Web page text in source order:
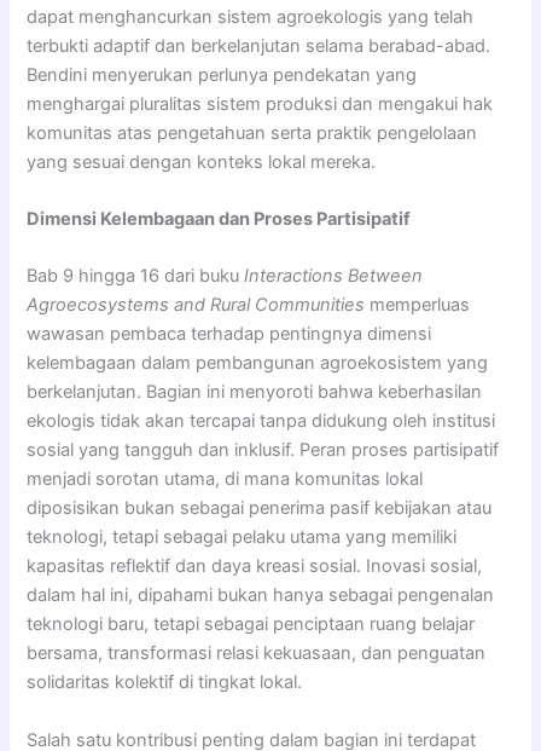
dapat menghancurkan sistem agroekologis yang telah
terbukti adaptif dan berkelanjutan selama berabad-abad.
Bendini menyerukan perlunya pendekatan yang
menghargai pluralitas sistem produksi dan mengakui hak
komunitas atas pengetahuan serta praktik pengelolaan
yang sesuai dengan konteks lokal mereka.
Dimensi Kelembagaan dan Proses Partisipatif
Bab 9 hingga 16 dari bukuInteractions Between
Agroecosystems and Rural Communities memperluas
wawasan pembaca terhadap pentingnya dimensi
kelembagaan dalam pembangunan agroekosistem yang
berkelanjutan. Bagian ini menyoroti bahwa keberhasilan
ekologis tidak akan tercapai tanpa didukung oleh institusi
sosial yang tangguh dan inklusif. Peran proses partisipatif
menjadi sorotan utama, di mana komunitas lokal
diposisikan bukan sebagai penerima pasif kebijakan atau
teknologi, tetapi sebagai pelaku utama yang memiliki
kapasitas reflektif dan daya kreasi sosial. Inovasi sosial,
dalam hal ini, dipahami bukan hanya sebagai pengenalan
teknologi baru, tetapi sebagai penciptaan ruang belajar
bersama, transformasi relasi kekuasaan, dan penguatan
solidaritas kolektif di tingkat lokal.
Salah satu kontribusi penting dalam bagian ini terdapat